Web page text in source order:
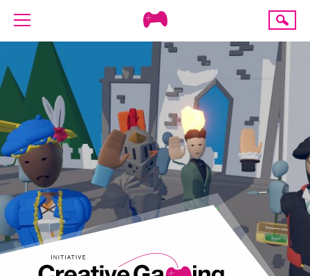
Creative
AKTUELLES
TERMINE
ANGEBOTE
PROJEKTE
PRESSE
SPENDE
Suche